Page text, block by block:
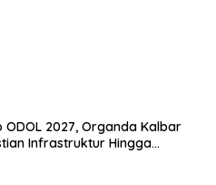
ODOL 2027, Organda Kalbar
Infrastruktur Hingga